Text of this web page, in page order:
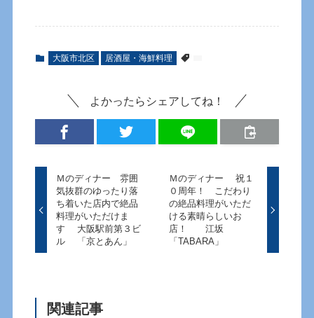
大阪市北区 居酒屋・海鮮料理
よかったらシェアしてね！
Ｍのディナー 雰囲
気抜群のゆったり落
ち着いた店内で絶品
料理がいただけま
す 大阪駅前第３ビ
ル 「京とあん」
Ｍのディナー 祝１
０周年！ こだわり
の絶品料理がいただ
ける素晴らしいお
店！ 江坂
「TABARA」
関連記事